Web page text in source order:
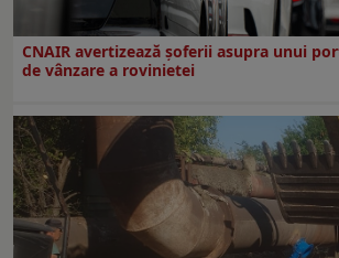
CNAIR avertizează șoferii asupra unui
de vânzare a rovinietei